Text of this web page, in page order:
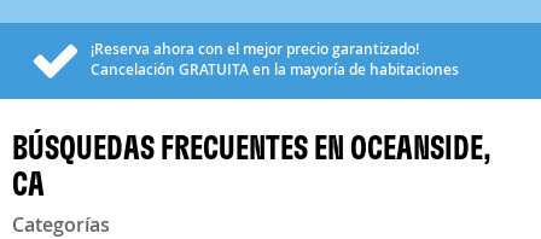
¡Reserva ahora con el mejor precio garantizado!
Cancelación GRATUITAen la mayoría de habitaciones
BÚSQUEDAS FRECUENTES EN OCEANSIDE,
CA
Categorías